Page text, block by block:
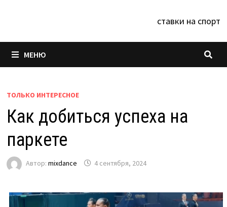
ставки на спорт
МЕНЮ
ТОЛЬКО ИНТЕРЕСНОЕ
Как добиться успеха на
паркете
Автор: mixdance 4 сентября, 2024